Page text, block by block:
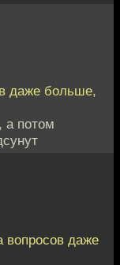
даже больше,
а потом
вопросов даже